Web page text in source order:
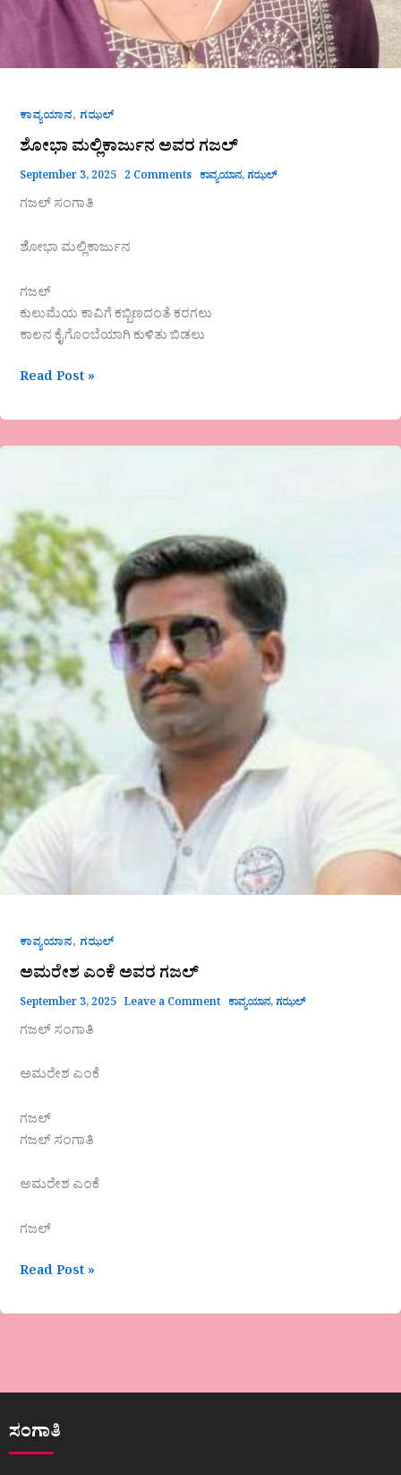
ಕಾವ್ಯಯಾನ, ಗಝಲ್
ಶೋಭಾ ಮಲ್ಲಿಕಾರ್ಜುನ ಅವರ ಗಜಲ್
September 3, 2025 2 Comments ಕಾವ್ಯಯಾನ, ಗಝಲ್
ಗಜಲ್‌ ಸಂಗಾತಿ
ಶೋಭಾ ಮಲ್ಲಿಕಾರ್ಜುನ
ಗಜಲ್
ಕುಲುಮೆಯ ಕಾವಿಗೆ ಕಬ್ಬಿಣದಂತೆ ಕರಗಲು
ಕಾಲನ ಕೈ ಗೊಂಬೆಯಾಗಿ ಕುಳಿತು ಬಿಡಲು
Read Post »
ಕಾವ್ಯಯಾನ, ಗಝಲ್
ಅಮರೇಶ ಎಂಕೆ ಅವರ ಗಜಲ್
September 3, 2025 Leave a Comment ಕಾವ್ಯಯಾನ, ಗಝಲ್
ಗಜಲ್‌ ಸಂಗಾತಿ
ಅಮರೇಶ ಎಂಕೆ
ಗಜಲ್
ಗಜಲ್‌ ಸಂಗಾತಿ
ಅಮರೇಶ ಎಂಕೆ
ಗಜಲ್
ಗಜಲ್
Read Post »
ಸಂಗಾತಿ